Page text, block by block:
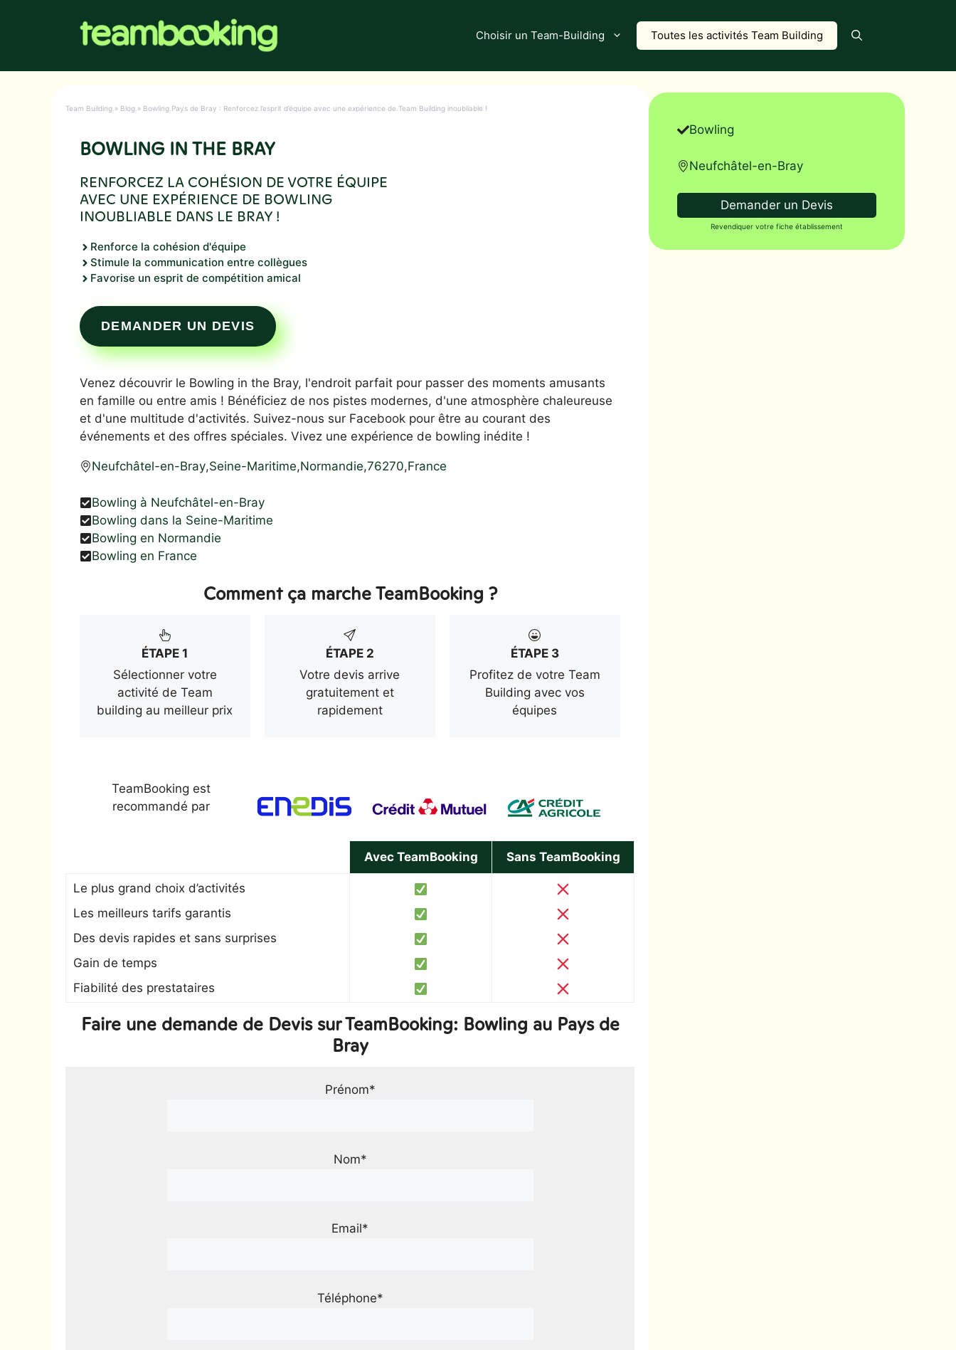
Choisir un Team-Building Toutes les activités Team Building
Team Building » Blog » Bowling Pays de Bray : Renforcez l’esprit d’équipe avec une expérience de Team Building inoubliable !
BOWLING IN THE BRAY
RENFORCEZ LA COHÉSION DE VOTRE ÉQUIPE
AVEC UNE EXPÉRIENCE DE BOWLING
INOUBLIABLE DANS LE BRAY !
Renforce la cohésion d'équipe
Stimule la communication entre collègues
Favorise un esprit de compétition amical
DEMANDER UN DEVIS
Venez découvrir le Bowling in the Bray, l'endroit parfait pour passer des moments amusants
en famille ou entre amis ! Bénéficiez de nos pistes modernes, d'une atmosphère chaleureuse
et d'une multitude d'activités. Suivez-nous sur Facebook pour être au courant des
événements et des offres spéciales. Vivez une expérience de bowling inédite !
Neufchâtel-en-Bray,Seine-Maritime,Normandie,76270,France
Bowling à Neufchâtel-en-Bray
Bowling dans la Seine-Maritime
Bowling en Normandie
Bowling en France
Comment ça marche TeamBooking ?
ÉTAPE 1
Sélectionner votre
activité de Team
building au meilleur prix
ÉTAPE 2
Votre devis arrive
gratuitement et
rapidement
ÉTAPE 3
Profitez de votre Team
Building avec vos
équipes
TeamBooking est
recommandé par
Avec TeamBooking Sans TeamBooking
Le plus grand choix d’activités
Les meilleurs tarifs garantis
Des devis rapides et sans surprises
Gain de temps
Fiabilité des prestataires
Faire une demande de Devis sur TeamBooking: Bowling au Pays de
Bray
Prénom*
Nom*
Email*
Téléphone*
Bowling
Neufchâtel-en-Bray
Demander un Devis
Revendiquer votre fiche établissement